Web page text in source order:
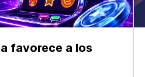
favorece a los